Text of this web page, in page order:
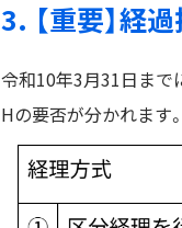
3. 【重要】経
令和10年3月31日まで
Hの要否が分かれます。